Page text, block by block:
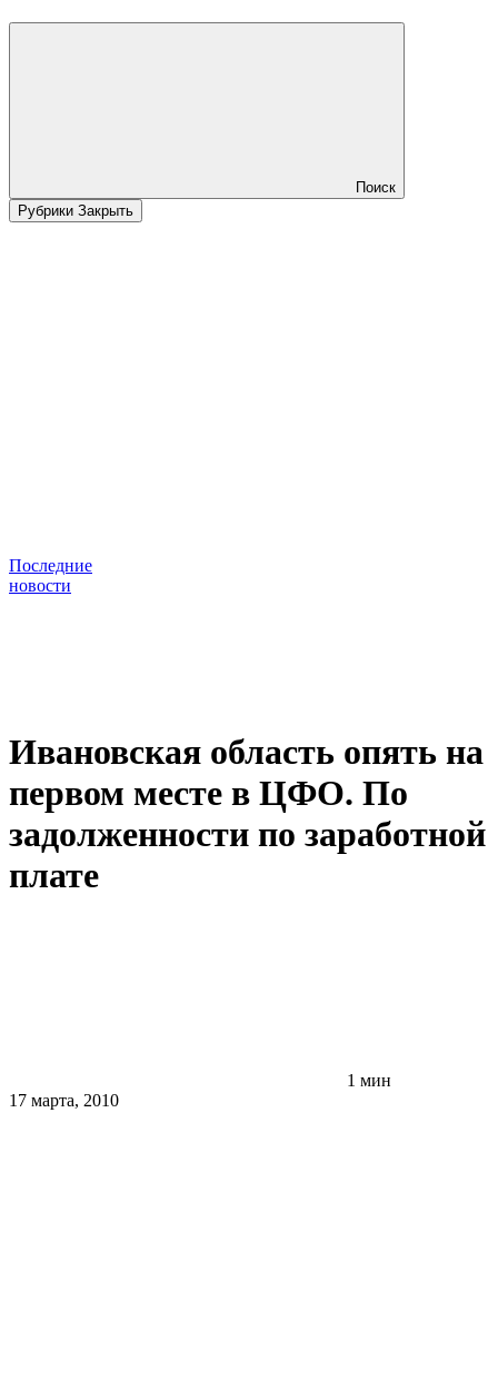
Поиск
Рубрики Закрыть
Последние
новости
Ивановская область опять на
первом месте в ЦФО. По
задолженности по заработной
плате
1 мин
17 марта, 2010